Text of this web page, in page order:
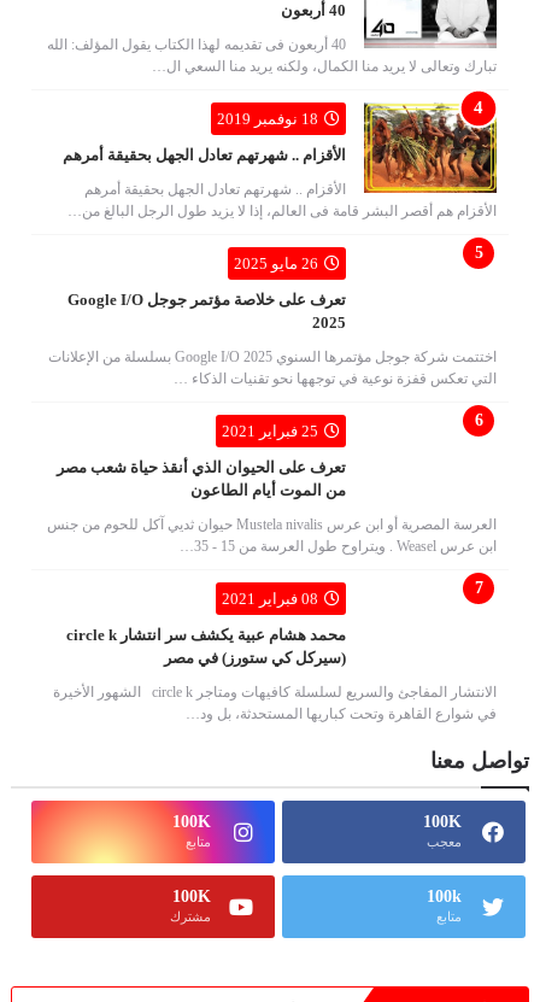
40 أربعون
40 أربعون فى تقديمه لهذا الكتاب يقول المؤلف: الله
تبارك وتعالى لا يريد منا الكمال، ولكنه يريد منا السعي ال…
18 نوفمبر 2019
الأقزام .. شهرتهم تعادل الجهل بحقيقة أمرهم
الأقزام .. شهرتهم تعادل الجهل بحقيقة أمرهم
الأقزام هم أقصر البشر قامة فى العالم، إذا لا يزيد طول الرجل البالغ من…
26 مايو 2025
تعرف على خلاصة مؤتمر جوجل Google I/O
2025
اختتمت شركة جوجل مؤتمرها السنوي Google I/O 2025 بسلسلة من الإعلانات
التي تعكس قفزة نوعية في توجهها نحو تقنيات الذكاء …
25 فبراير 2021
تعرف على الحيوان الذي أنقذ حياة شعب مصر
من الموت أيام الطاعون
العرسة المصرية أو ابن عرس Mustela nivalis حيوان ثديي آكل للحوم من جنس
ابن عرس Weasel . ويتراوح طول العرسة من 15 - 35…
08 فبراير 2021
محمد هشام عبية يكشف سر انتشار circle k
(سيركل كي ستورز) في مصر
الانتشار المفاجئ والسريع لسلسلة كافيهات ومتاجر circle k الشهور الأخيرة
في شوارع القاهرة وتحت كباريها المستحدثة، بل ود…
تواصل معنا
100K
معجب
100K
متابع
100k
متابع
100K
مشترك